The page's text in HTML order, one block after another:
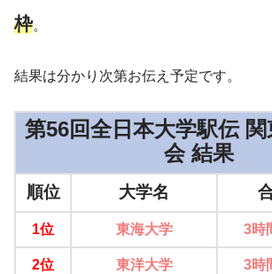
枠。
結果は分かり次第お伝え予定です。
第56回全日本大学駅伝
会 結果
順位 大学名
1位 東海大学 3時
2位 東洋大学 3時